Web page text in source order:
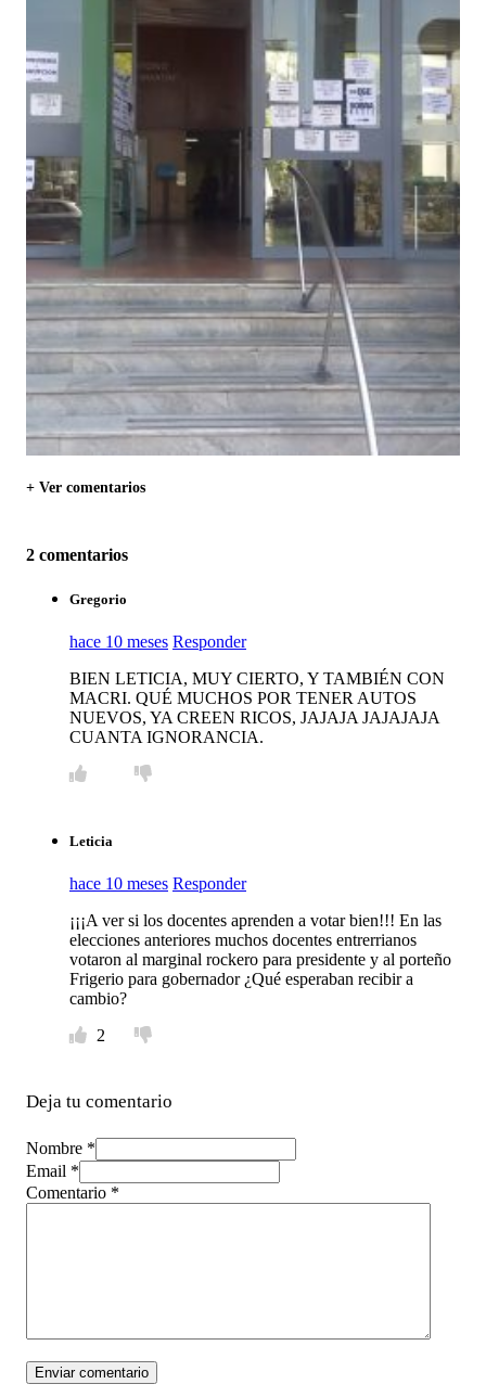
+ Ver comentarios
2 comentarios
Gregorio
hace 10 meses Responder
BIEN LETICIA, MUY CIERTO, Y TAMBIÉN CON
MACRI. QUÉ MUCHOS POR TENER AUTOS
NUEVOS, YA CREEN RICOS, JAJAJA JAJAJAJA
CUANTA IGNORANCIA.
Leticia
hace 10 meses Responder
¡¡¡A ver si los docentes aprenden a votar bien!!! En las
elecciones anteriores muchos docentes entrerrianos
votaron al marginal rockero para presidente y al porteño
Frigerio para gobernador ¿Qué esperaban recibir a
cambio?
2
Deja tu comentario
Nombre *
Email *
Comentario *